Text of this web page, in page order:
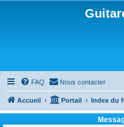
FAQ Nous contacter
Accueil Portail Index du